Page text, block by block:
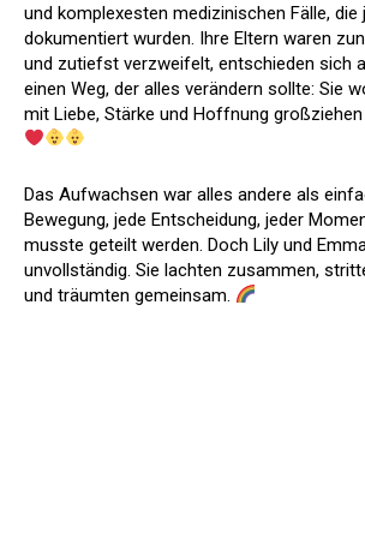
und komplexesten medizinischen Fälle, die
dokumentiert wurden. Ihre Eltern waren
und zutiefst verzweifelt, entschieden sich
einen Weg, der alles verändern sollte: Sie
mit Liebe, Stärke und Hoffnung
Das Aufwachsen war alles andere als
Bewegung, jede Entscheidung, jeder
musste geteilt werden. Doch Lily und
unvollständig. Sie lachten zusammen,
und träumten gemeinsam.